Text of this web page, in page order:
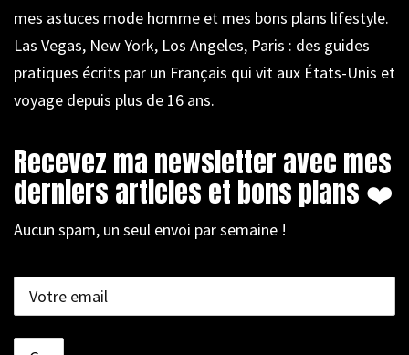
mes astuces mode homme et mes bons plans lifestyle.
Las Vegas, New York, Los Angeles, Paris : des guides
pratiques écrits par un Français qui vit aux États-Unis et
voyage depuis plus de 16 ans.
Recevez ma newsletter avec mes
derniers articles et bons plans ❤️
Aucun spam, un seul envoi par semaine !